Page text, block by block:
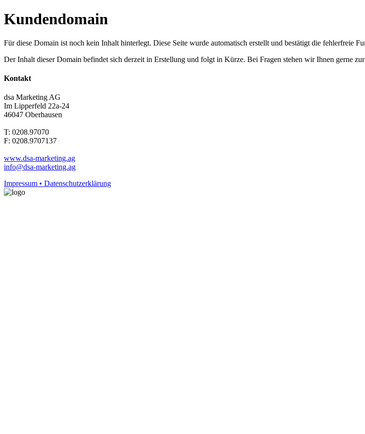
Kundendomain
Für diese Domain ist noch kein Inhalt hinterlegt. Diese Seite wurde automatisch erstellt und bestätigt die fehlerfreie
Der Inhalt dieser Domain befindet sich derzeit in Erstellung und folgt in Kürze. Bei Fragen stehen wir Ihnen gerne
Kontakt
dsa Marketing AG
Im Lipperfeld 22a-24
46047 Oberhausen
T: 0208.97070
F: 0208.9707137
www.dsa-marketing.ag
info@dsa-marketing.ag
Impressum • Datenschutzerklärung